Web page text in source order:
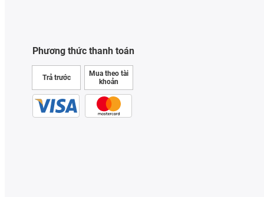
Phương thức thanh toán
Trả trước
Mua theo tài
khoản